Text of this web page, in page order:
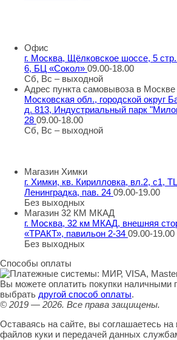
Офис
г. Москва, Щёлковское шоссе, 5
6, БЦ «Сокол» 09.00-18.00
Сб, Вс – выходной
Адрес пункта самовывоза в Москве
Московская обл., городской округ
д. 813, Индустриальный парк
28 09.00-18.00
Сб, Вс – выходной
Магазин Химки
г. Химки, кв. Кирилловка, вл.2, с1,
Ленинградка, пав. 24 09.00-19.00
Без выходных
Магазин 32 КМ МКАД
г. Москва, 32 км МКАД, внешняя
«ТРАКТ», павильон 2-34 09.00-19.00
Без выходных
Способы оплаты
Вы можете оплатить покупки наличными
выбрать другой способ оплаты.
© 2019 — 2026. Все права защищены.
Оставаясь на сайте, вы соглашаетесь на
файлов куки и передачей данных